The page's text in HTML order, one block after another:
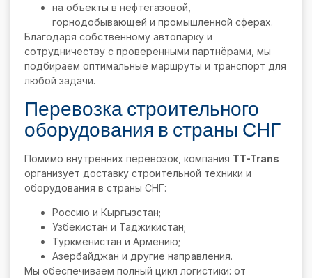
на объекты в нефтегазовой,
горнодобывающей и промышленной сферах.
Благодаря собственному автопарку и
сотрудничеству с проверенными партнёрами, мы
подбираем оптимальные маршруты и транспорт для
любой задачи.
Перевозка строительного
оборудования в страны СНГ
Помимо внутренних перевозок, компания TT-Trans
организует доставку строительной техники и
оборудования в страны СНГ:
Россию и Кыргызстан;
Узбекистан и Таджикистан;
Туркменистан и Армению;
Азербайджан и другие направления.
Мы обеспечиваем полный цикл логистики: от